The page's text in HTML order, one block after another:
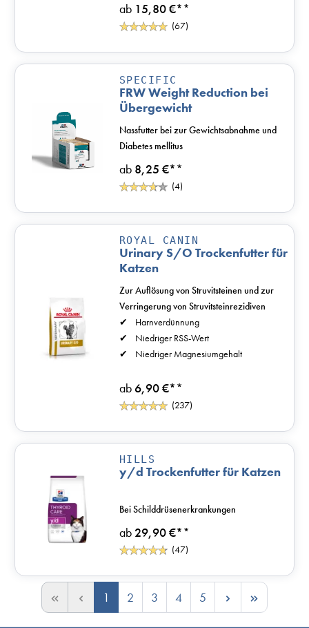
ab 15,80 €**
(67)
SPECIFIC
FRW Weight Reduction bei
Übergewicht
ab 8,25 €**
Nassfutter bei zur Gewichtsabnahme und
Diabetes mellitus
(4)
ROYAL CANIN
Urinary S/O Trockenfutter für
Katzen
ab 6,90 €**
Zur Auflösung von Struvitsteinen und zur
Verringerung von Struvitsteinrezidiven
Harnverdünnung
Niedriger RSS-Wert
Niedriger Magnesiumgehalt
(237)
HILLS
y/d Trockenfutter für Katzen
ab 29,90 €**
Bei Schilddrüsenerkrankungen
(47)
1 2 3 4 5